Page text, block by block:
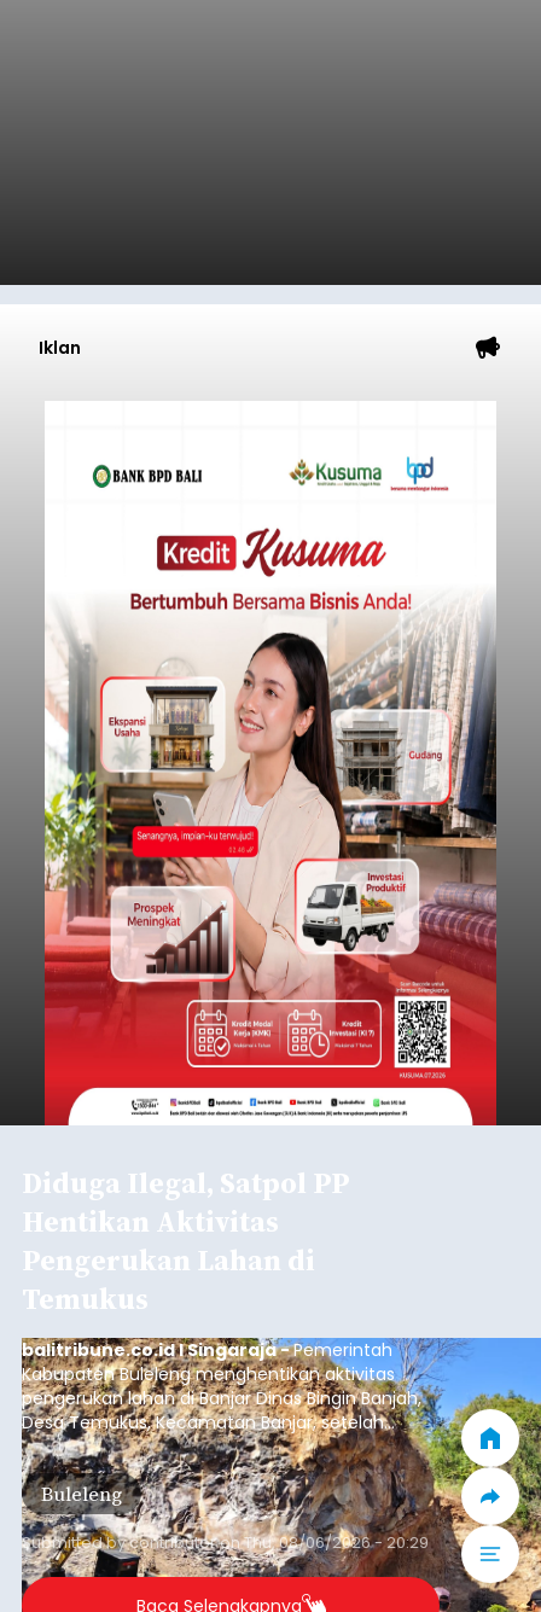
Iklan
Diduga Ilegal, Satpol PP
Hentikan Aktivitas
Pengerukan Lahan di
Temukus
balitribune.co.id I Singaraja -Pemerintah
Kabupaten Buleleng menghentikan aktivitas
pengerukan lahan di Banjar Dinas Bingin Banjah,
Desa Temukus, Kecamatan Banjar, setelah
ditemukan indikasi kegiatan pengambilan
material yang tidak sesuai dengan peruntukan
kawasan.
Buleleng
Submitted bycontributoronThu, 08/06/2026 - 20:29
Baca Selengkapnya